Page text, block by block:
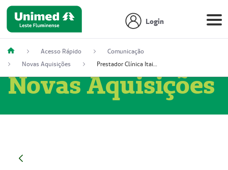
Login
Acesso Rápido
Comunicação
Novas Aquisições
Prestador Clínica Itaipú Ltda (51004348-2)
Novas Aquisições